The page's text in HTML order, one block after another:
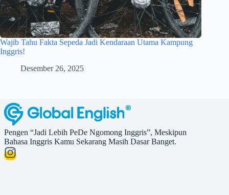
Wajib Tahu Fakta Sepeda Jadi Kendaraan Utama Kampung
Inggris!
Desember 26, 2025
Pengen “Jadi Lebih PeDe Ngomong Inggris”, Meskipun
Bahasa Inggris Kamu Sekarang Masih Dasar Banget.